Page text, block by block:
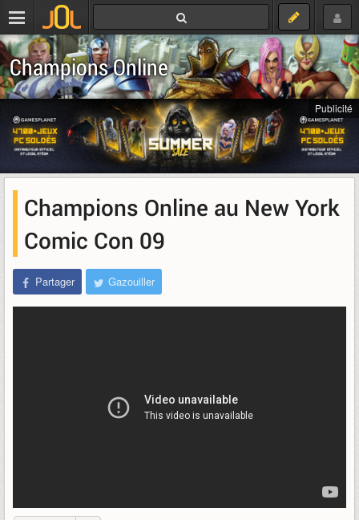
Champions Online
Publicité
Champions Online au New York
Comic Con 09
Partager Gazouiller